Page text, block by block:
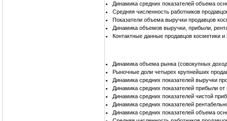
Динамика средних показателей объема
Средняя численность работников
Показатели объема выручки продавцов
Динамика объемов выручки, прибыли,
Контактные данные продавцов косметики
Динамика объема рынка (совокупных
Рыночные доли четырех крупнейших
Динамика средних показателей выручки
Динамика средних показателей прибыли
Динамика средних показателей чистой
Динамика средних показателей
Динамика средних показателей объема